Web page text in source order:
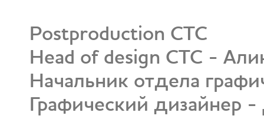
Postproduction СТС
Head of design СТС -
Начальник отдела
Графический дизайнер